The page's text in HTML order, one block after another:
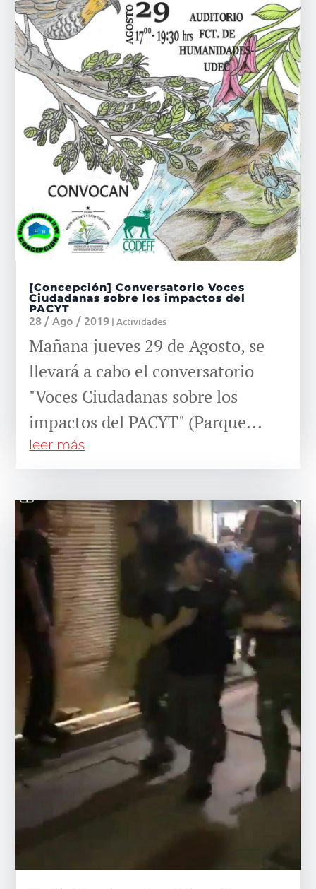
[Concepción] Conversatorio Voces
Ciudadanas sobre los impactos del
PACYT
28 / Ago / 2019 |Actividades
Mañana jueves 29 de Agosto, se
llevará a cabo el conversatorio
"Voces Ciudadanas sobre los
impactos del PACYT" (Parque...
leer más